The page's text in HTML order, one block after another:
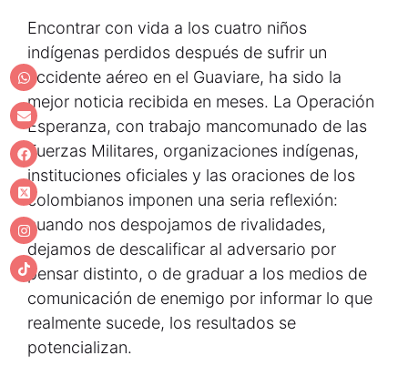
Encontrar con vida a los cuatro niños
indígenas perdidos después de sufrir un
accidente aéreo en el Guaviare, ha sido la
mejor noticia recibida en meses. La Operación
Esperanza, con trabajo mancomunado de las
Fuerzas Militares, organizaciones indígenas,
instituciones oficiales y las oraciones de los
colombianos imponen una seria reflexión:
cuando nos despojamos de rivalidades,
dejamos de descalificar al adversario por
pensar distinto, o de graduar a los medios de
comunicación de enemigo por informar lo que
realmente sucede, los resultados se
potencializan.